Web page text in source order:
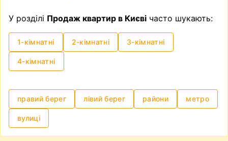
потрібен дизайнер? Ви можете самостійно
знайти квартиру, яка підходить вам за усіма
критеріями і яку пропонує власник, перевірити
чи в порядку всі документи на квартиру,
узгодити всі нюанси із власником та
зазначимо, що це може бути доволі клопітким
та нервовим процесом.
У розділі Продаж квартир в Києві часто шукають:
1-кімнатні 2-кімнатні 3-кімнатні
4-кімнатні
правий берег лівий берег райони метро
вулиці